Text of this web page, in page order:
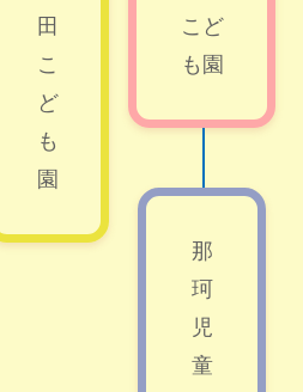
田
こ
ど
も
園
こど
も園
那
珂
児
童